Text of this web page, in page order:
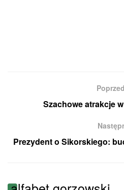
Szachowe atrakcje
Prezydent o Sikorskiego: